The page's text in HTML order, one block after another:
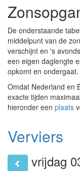
De onderstaande
middelpunt van de
verschijnt en 's
een eigen daglengte
opkomt en ondergaat.
Omdat Nederland en
exacte tijden
hieronder een plaats
Verviers
vrijdag